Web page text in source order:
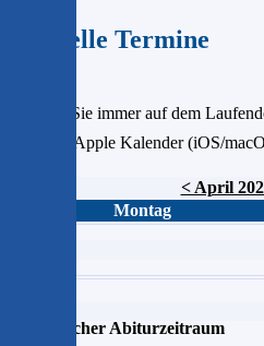
Aktuelle Termine
Bleiben Sie immer auf dem
Link für Apple Kalender (iOS/
< April
Montag
schriftlicher Abiturzeitraum